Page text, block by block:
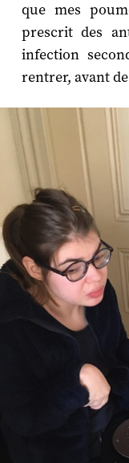
que mes
prescrit des
infection
rentrer, avant